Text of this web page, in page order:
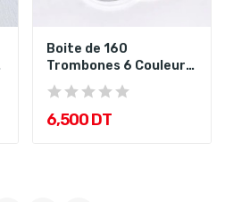
Boite de 160
Trombones 6 Couleurs
Fluo Assortis
6,500 DT